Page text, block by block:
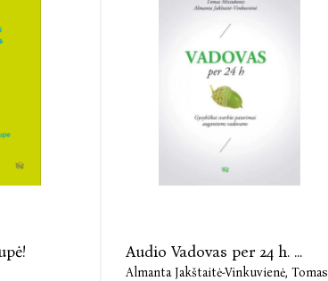
Audio Vadovas per 24 h. ...
Almanta Jakštaitė-Vinkuvienė, Tomas